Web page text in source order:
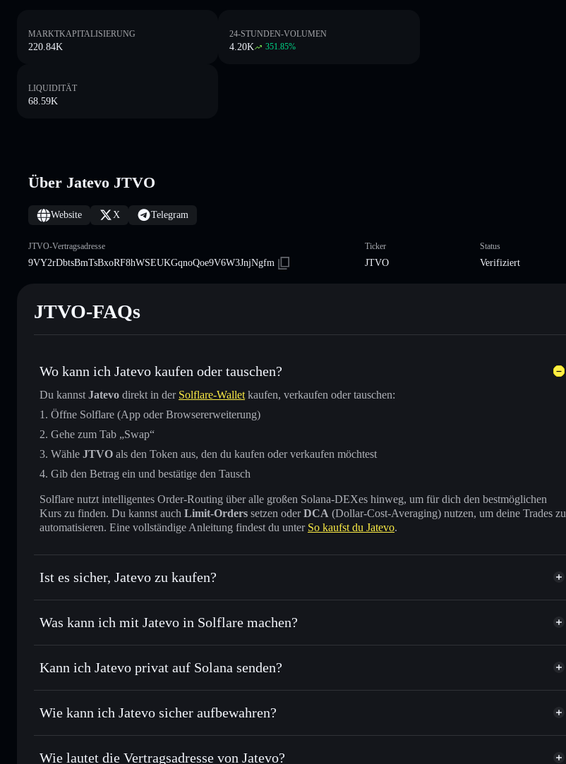
MARKTKAPITALISIERUNG
220.84K
24-STUNDEN-VOLUMEN
4.20K 351.85%
LIQUIDITÄT
68.59K
Über Jatevo JTVO
Website X Telegram
JTVO-Vertragsadresse
9VY2rDbtsBmTsBxoRF8hWSEUKGqnoQoe9V6W3JnjNgfm
Ticker
JTVO
Status
Verifiziert
JTVO-FAQs
Wo kann ich Jatevo kaufen oder tauschen?
Du kannst Jatevo direkt in der Solflare-Wallet kaufen, verkaufen oder tauschen:
Öffne Solflare (App oder Browsererweiterung)
Gehe zum Tab „Swap“
Wähle JTVO als den Token aus, den du kaufen oder verkaufen möchtest
Gib den Betrag ein und bestätige den Tausch
Solflare nutzt intelligentes Order-Routing über alle großen Solana-DEXes hinweg, um für dich den bestmöglichen
Kurs zu finden. Du kannst auch Limit-Orders setzen oderDCA (Dollar-Cost-Averaging) nutzen, um deine Trades zu
automatisieren. Eine vollständige Anleitung findest du unter So kaufst du Jatevo.
Ist es sicher, Jatevo zu kaufen?
Jatevo verifizierter Token
Was kann ich mit Jatevo in Solflare machen?
Jatevo
Solflare-Wallet
Sofort tauschen– handle JTVO gegen SOL, USDC oder Tausende anderer Solana-Tokens mit intelligentem Order
Durchschnittskosteneffekt nutzen– Schritt für Schritt per Durchschnittskosteneffekt in JTVO einsteigen
Privat senden– übertrage JTVO, ohne Wallets öffentlich zu verknüpfen, mithilfe des in Solflare integrierten
Privacy Aggregators
Kann ich Jatevo privat auf Solana senden?
Solflare-Wallet Privacy Aggregator Jatevo
Wie kann ich Jatevo sicher aufbewahren?
Jatevo nicht verwahrenden Wallet Solflare
Wie lautet die Vertragsadresse von Jatevo?